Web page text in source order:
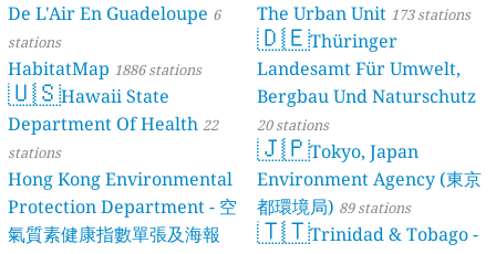
De L'Air En Guadeloupe 6
stations
HabitatMap 1886 stations
🇺🇸Hawaii State
Department Of Health 22
stations
Hong Kong Environmental
Protection Department - 空
氣質素健康指數單張及海報
The Urban Unit 173 stations
🇩🇪Thüringer
Landesamt Für Umwelt,
Bergbau Und Naturschutz
20 stations
🇯🇵Tokyo, Japan
Environment Agency (東京
都環境局) 89 stations
🇹🇹Trinidad & Tobago -